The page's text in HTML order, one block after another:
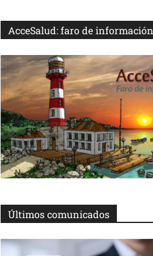
AcceSalud: faro de información
Últimos comunicados